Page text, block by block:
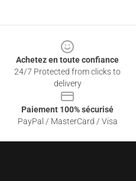
Achetez en toute confiance
24/7 Protected from clicks to
delivery
Paiement 100% sécurisé
PayPal / MasterCard / Visa